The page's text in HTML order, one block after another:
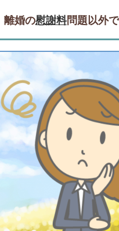
離婚の慰謝料問題以外